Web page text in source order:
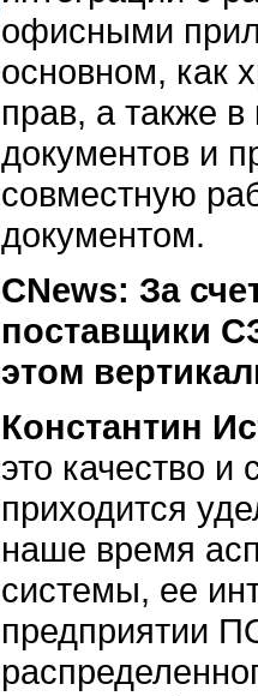
офисными
основном, как
прав, а также
документов и
совместную
документом.
CNews: За
поставщики
этом
Константин
это качество
приходится
наше время
системы, ее
предприятии